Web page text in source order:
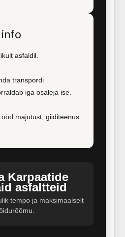
asfaldil.
transpordi
iga osaleja ise.
majutust, giiditeenus
Karpaatide
asfaltteid
tempo ja maksimaalselt